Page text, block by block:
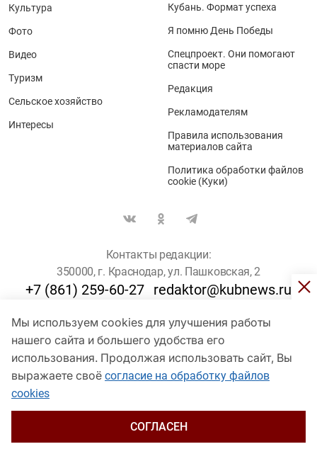
Мы используем cookies для улучшения работы
нашего сайта и большего удобства его
использования. Продолжая использовать сайт, Вы
выражаете своё согласие на обработку файлов
cookies
СОГЛАСЕН
Культура
Фото
Видео
Туризм
Сельское хозяйство
Интересы
Кубань. Формат успеха
Я помню День Победы
Спецпроект. Они помогают
спасти море
Редакция
Рекламодателям
Правила использования
материалов сайта
Политика обработки файлов
cookie (Куки)
Контакты редакции:
350000, г. Краснодар, ул. Пашковская, 2
+7 (861) 259-60-27 redaktor@kubnews.ru
Для пользователей старше 16 лет
© Кубанские Новости, 2017
Сетевое издание «kubnews» зарегистрировано Федеральной
службой по надзору в сфере связи, информационных технологий
и массовых коммуникаций (Роскомнадзор). Регистрационный
Пашковская, 2). Главный редактор – Филиппов О. Ю.